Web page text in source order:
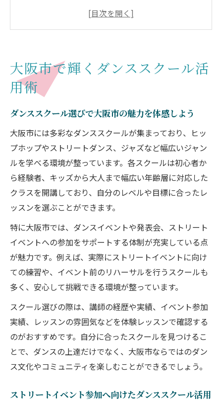
ストリートイベント参加へ向けたダンスス
クール活用法
ダンススクールで広がる大阪イベント参加
の第一歩
触れる
ストリートイベント参加ならダンススクール通
いから
ダンススクールで学ぶイベント参加準備の
基本
ストリートイベントに強いダンススクール
の選び方
大阪のダンスイベント参加へ自信をつける
方法
ダンススクール仲間と挑む大阪市のイベン
ト体験
ダンススクール活用で広がるイベント参加
の輪
ダンススキルを大阪のイベントで活かす流れ
ダンススクールで磨いたスキルの実践活用
法
大阪のダンスイベントで輝くための練習法
ダンススクール経験をイベントで発揮する
大阪市で輝くダンススクール活
用術
ダンススクール選びで大阪市の魅力を体感しよう
大阪市には多彩なダンススクールが集まっており、ヒッ
プホップやストリートダンス、ジャズなど幅広いジャン
ルを学べる環境が整っています。各スクールは初心者か
ら経験者、キッズから大人まで幅広い年齢層に対応した
クラスを開講しており、自分のレベルや目標に合ったレ
ッスンを選ぶことができます。
特に大阪市では、ダンスイベントや発表会、ストリート
イベントへの参加をサポートする体制が充実している点
が魅力です。例えば、実際にストリートイベントに向け
ての練習や、イベント前のリハーサルを行うスクールも
多く、安心して挑戦できる環境が整っています。
スクール選びの際は、講師の経歴や実績、イベント参加
実績、レッスンの雰囲気などを体験レッスンで確認する
のがおすすめです。自分に合ったスクールを見つけるこ
とで、ダンスの上達だけでなく、大阪市ならではのダン
ス文化やコミュニティを楽しむことができるでしょう。
ストリートイベント参加へ向けたダンススクール活用